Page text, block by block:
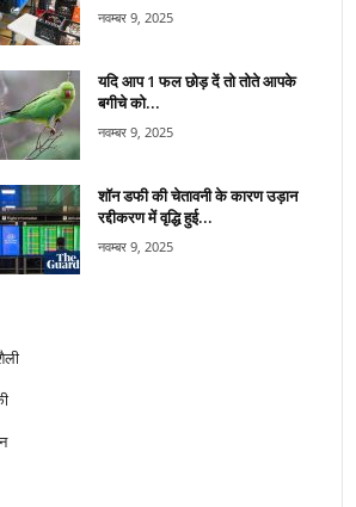
नवम्बर 9, 2025
यदि आप 1 फल छोड़ दें तो तोते आपके
बगीचे को...
नवम्बर 9, 2025
शॉन डफी की चेतावनी के कारण उड़ान
रद्दीकरण में वृद्धि हुई...
नवम्बर 9, 2025